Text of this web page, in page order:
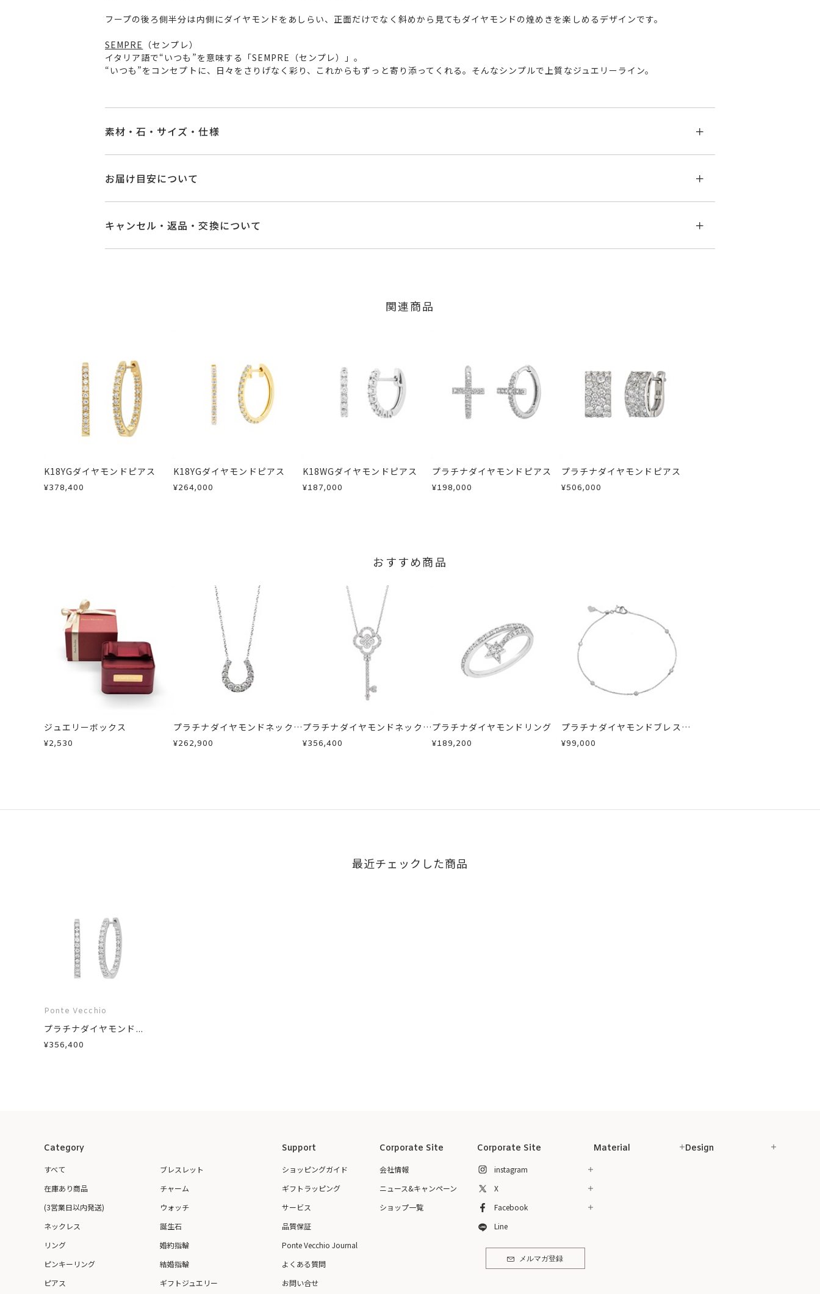
フープの後ろ側半分は内側にダイヤモンドをあしらい、正面だけでなく斜めから見てもダイヤモンドの煌めきを楽しめるデザインです。
SEMPRE （センプレ）
イタリア語で“いつも”を意味する「SEMPRE（センプレ）」。
“いつも”をコンセプトに、日々をさりげなく彩り、これからもずっと寄り添ってくれる。そんなシンプルで上質なジュエリーライン。
素材・石・サイズ・仕様
素材 Pt950
縦：約18mm 横：約13.4mm 厚さ：約1.7mm
刻印
お届け目安について
ご注文およびご入金確認後、以下の日程にて発送いたします。
■お届け目安が「3営業日以内に発送」の商品
・受注生産となる場合： 商品ページに記載のある目安日数を頂戴し、一から製作いたします。
※お急ぎの方はご注文前にお問い合わせください。事前に現在の納期状況を確認いたします。
お届け予定日はご注文から2営業日以内にメールにてご案内いたします。
詳しくは
キャンセル・返品・交換について
・お客さまのお手元で傷や汚れが発生した商品
・到着後ご連絡無く7日以上経過した商品
・刻印をお入れした商品
・販売期間が限定されている商品
・過度な交換・返品を繰り返している場合
商品の品質には万全を期しておりますが、万が一不良品の場合、またはご注文のお品と異なる場合は、早急に商品を交換させていただきます。
詳細はこちら
関連商品
K18YGダイヤモンドピアス
¥378,400
K18YGダイヤモンドピアス
¥264,000
K18WGダイヤモンドピアス
¥187,000
プラチナダイヤモンドピアス
¥198,000
プラチナダイヤモンドピアス
¥506,000
おすすめ商品
ジュエリーボックス
¥2,530
プラチナダイヤモンドネックレ
ス
¥262,900
プラチナダイヤモンドネックレ
ス
¥356,400
プラチナダイヤモンドリング
¥189,200
プラチナダイヤモンドブレスレ
ット
¥99,000
最近チェックした商品
Ponte Vecchio
プラチナダイヤモンド...
¥356,400
Category
すべて
在庫あり商品
(3営業日以内発送)
ネックレス
リング
ピンキーリング
ピアス
ブレスレット
チャーム
ウォッチ
誕生石
婚約指輪
結婚指輪
ギフトジュエリー
Support
ショッピングガイド
ギフトラッピング
サービス
品質保証
Ponte Vecchio Journal
よくある質問
お問い合せ
Corporate Site
会社情報
ニュース&キャンペーン
ショップ一覧
Corporate Site
instagram
X
Facebook
Line
メルマガ登録
Material Design